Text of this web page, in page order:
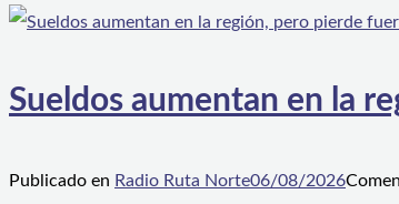
Sueldos aumentan en la
Publicado en Radio Ruta Norte06/08/2026